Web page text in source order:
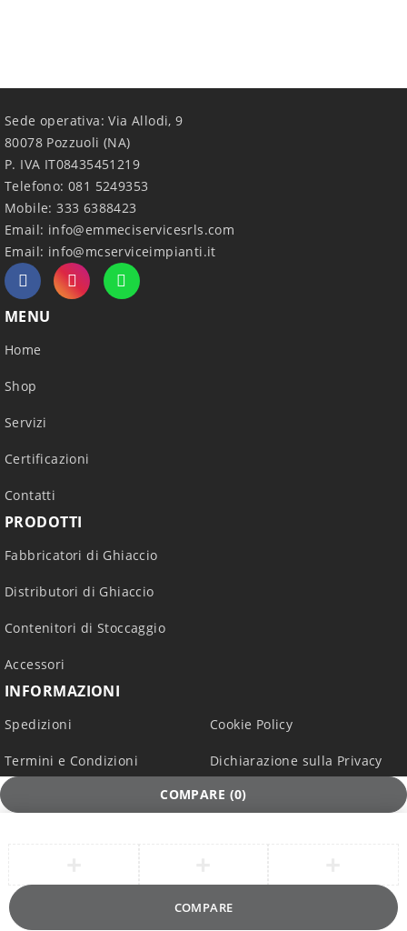
Sede operativa: Via Allodi, 9
80078 Pozzuoli (NA)
P. IVA IT08435451219
Telefono: 081 5249353
Mobile: 333 6388423
Email: info@emmeciservicesrls.com
Email: info@mcserviceimpianti.it
MENU
Home
Shop
Servizi
Certificazioni
Contatti
PRODOTTI
Fabbricatori di Ghiaccio
Distributori di Ghiaccio
Contenitori di Stoccaggio
Accessori
INFORMAZIONI
Spedizioni
Termini e Condizioni
Cookie Policy
Dichiarazione sulla Privacy
COMPARE (0)
COMPARE